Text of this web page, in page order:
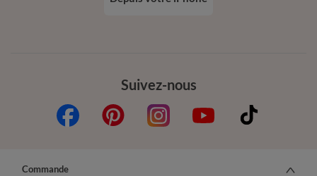
Suivez-nous
Commande